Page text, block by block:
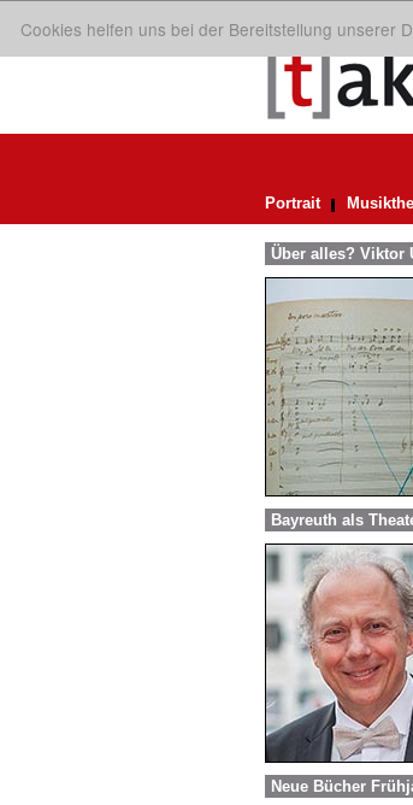
Cookies helfen uns bei der Bereitstellung unserer
Portrait
Über alles? Viktor
Bayreuth als
Neue Bücher